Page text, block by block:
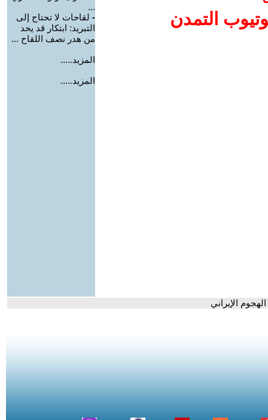
التمدن
...
- لقاحات لا تحتاج إلى
التبريد: ابتكار قد يحد
من هدر نصف اللقاح ...
المزيد.....
المزيد.....